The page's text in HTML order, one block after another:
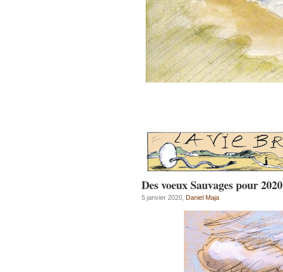
Des voeux Sauvages pour 2020
5 janvier 2020, Daniel Maja